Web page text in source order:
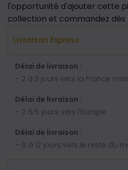
l'opportunité d'ajouter cette
collection et commandez
Livraison Express
Délai de livraison :
– 2 à 3 jours vers la France
Délai de livraison :
– 2 à 5 jours vers l’Europe
Délai de livraison :
– 6 à 12 jours vers le reste du